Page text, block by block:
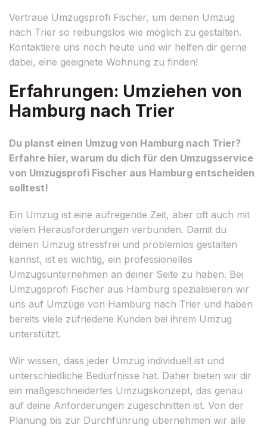
Vertraue Umzugsprofi Fischer, um deinen Umzug
nach Trier so reibungslos wie möglich zu gestalten.
Kontaktiere uns noch heute und wir helfen dir gerne
dabei, eine geeignete Wohnung zu finden!
Erfahrungen: Umziehen von
Hamburg nach Trier
Du planst einen Umzug von Hamburg nach Trier?
Erfahre hier, warum du dich für den Umzugsservice
von Umzugsprofi Fischer aus Hamburg entscheiden
solltest!
Ein Umzug ist eine aufregende Zeit, aber oft auch mit
vielen Herausforderungen verbunden. Damit du
deinen Umzug stressfrei und problemlos gestalten
kannst, ist es wichtig, ein professionelles
Umzugsunternehmen an deiner Seite zu haben. Bei
Umzugsprofi Fischer aus Hamburg spezialisieren wir
uns auf Umzüge von Hamburg nach Trier und haben
bereits viele zufriedene Kunden bei ihrem Umzug
unterstützt.
Wir wissen, dass jeder Umzug individuell ist und
unterschiedliche Bedürfnisse hat. Daher bieten wir dir
ein maßgeschneidertes Umzugskonzept, das genau
auf deine Anforderungen zugeschnitten ist. Von der
Planung bis zur Durchführung übernehmen wir alle